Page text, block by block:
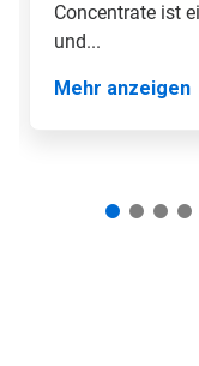
Punkten
Concentrate ist
und...
Mehr anzeigen